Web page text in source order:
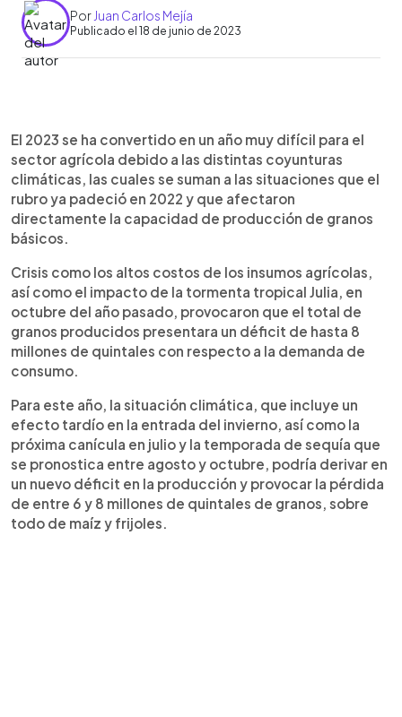
Por Juan Carlos Mejía
Publicado el 18 de junio de 2023
► Escuchar artículo
El 2023 se ha convertido en un año muy difícil para el
sector agrícola debido a las distintas coyunturas
climáticas, las cuales se suman a las situaciones que el
rubro ya padeció en 2022 y que afectaron
directamente la capacidad de producción de granos
básicos.
Crisis como los altos costos de los insumos agrícolas,
así como el impacto de la tormenta tropical Julia, en
octubre del año pasado, provocaron que el total de
granos producidos presentara un déficit de hasta 8
millones de quintales con respecto a la demanda de
consumo.
Para este año, la situación climática, que incluye un
efecto tardío en la entrada del invierno, así como la
próxima canícula en julio y la temporada de sequía que
se pronostica entre agosto y octubre, podría derivar en
un nuevo déficit en la producción y provocar la pérdida
de entre 6 y 8 millones de quintales de granos, sobre
todo de maíz y frijoles.